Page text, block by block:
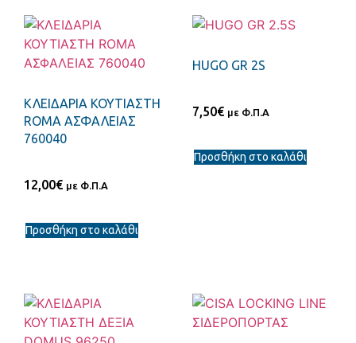
ΚΛΕΙΔΑΡΙΑ ΚΟΥΤΙΑΣΤΗ
ROMA ΑΣΦΑΛΕΙΑΣ
760040
12,00€ με Φ.Π.Α
Προσθήκη στο καλάθι
HUGO GR 2S
7,50€ με Φ.Π.Α
Προσθήκη στο καλάθι